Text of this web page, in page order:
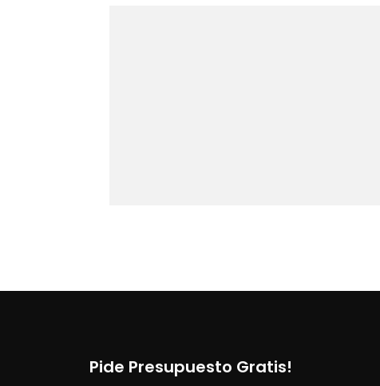
Pide Presupuesto Gratis!